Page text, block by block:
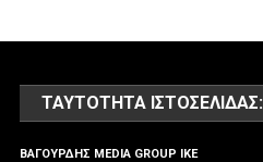
ΤΑΥΤΌΤΗΤΑ ΙΣΤΟΣΕΛΊΔΑΣ:
ΒΑΓΟΥΡΔΗΣ MEDIA GROUP IKE